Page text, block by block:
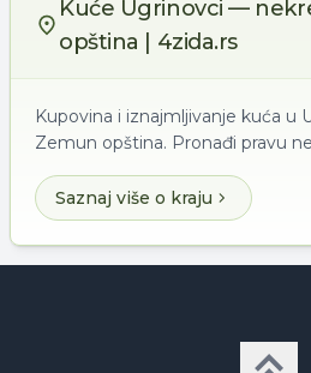
Kuće Ugrinovci —
opština | 4zida.rs
Kupovina i iznajmljivanje kuća u
Zemun opština. Pronađi pravu
Saznaj više o kraju